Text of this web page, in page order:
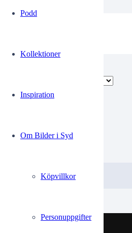
Podd
Kollektioner
Inspiration
Om Bilder i Syd
Köpvillkor
Personuppgifter
0.00kr
Välj alternativ